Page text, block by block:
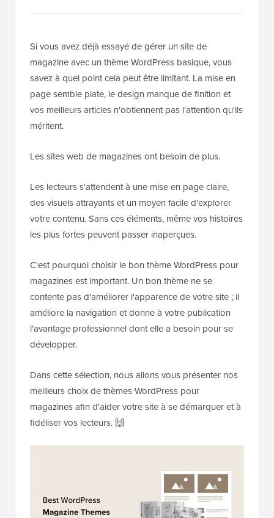
Si vous avez déjà essayé de gérer un site de
magazine avec un thème WordPress basique, vous
savez à quel point cela peut être limitant. La mise en
page semble plate, le design manque de finition et
vos meilleurs articles n'obtiennent pas l'attention qu'ils
méritent.
Les sites web de magazines ont besoin de plus.
Les lecteurs s'attendent à une mise en page claire,
des visuels attrayants et un moyen facile d'explorer
votre contenu. Sans ces éléments, même vos histoires
les plus fortes peuvent passer inaperçues.
C'est pourquoi choisir le bon thème WordPress pour
magazines est important. Un bon thème ne se
contente pas d'améliorer l'apparence de votre site ; il
améliore la navigation et donne à votre publication
l'avantage professionnel dont elle a besoin pour se
développer.
Dans cette sélection, nous allons vous présenter nos
meilleurs choix de thèmes WordPress pour
magazines afin d'aider votre site à se démarquer et à
fidéliser vos lecteurs. 🙌